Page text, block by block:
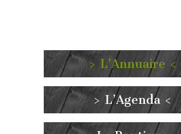
> L’Annuaire <
> L’Agenda <